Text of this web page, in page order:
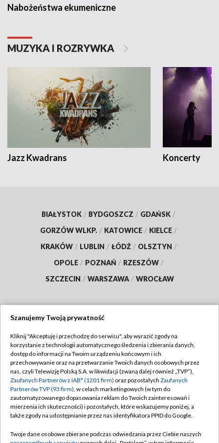
Nabożeństwa ekumeniczne
MUZYKA I ROZRYWKA
Jazz Kwadrans Koncerty
BIAŁYSTOK / BYDGOSZCZ / GDAŃSK /
GORZÓW WLKP. / KATOWICE / KIELCE /
KRAKÓW / LUBLIN / ŁÓDŹ / OLSZTYN /
OPOLE / POZNAŃ / RZESZÓW /
SZCZECIN / WARSZAWA / WROCŁAW
TVP
Abonament TVP
Emisja w TVP
Centrum informacji TVP
Naziemna Telewizja Cyfrowa
Regulamin TVP
Polityka prywatności
Moje zgody
Pomoc
Szanujemy Twoją prywatność
Kliknij "Akceptuję i przechodzę do serwisu", aby wyrazić zgody na
korzystanie z technologii automatycznego śledzenia i zbierania danych,
dostęp do informacji na Twoim urządzeniu końcowym i ich
przechowywanie oraz na przetwarzanie Twoich danych osobowych przez
nas, czyli Telewizję Polską S.A. w likwidacji (zwaną dalej również „TVP”),
Zaufanych Partnerów z IAB* (1201 firm) oraz pozostałych Zaufanych
Partnerów TVP (93 firm), w celach marketingowych (w tym do
zautomatyzowanego dopasowania reklam do Twoich zainteresowań i
mierzenia ich skuteczności) i pozostałych, które wskazujemy poniżej, a
także zgody na udostępnianie przez nas identyfikatora PPID do Google.
Twoje dane osobowe zbierane podczas odwiedzania przez Ciebie naszych